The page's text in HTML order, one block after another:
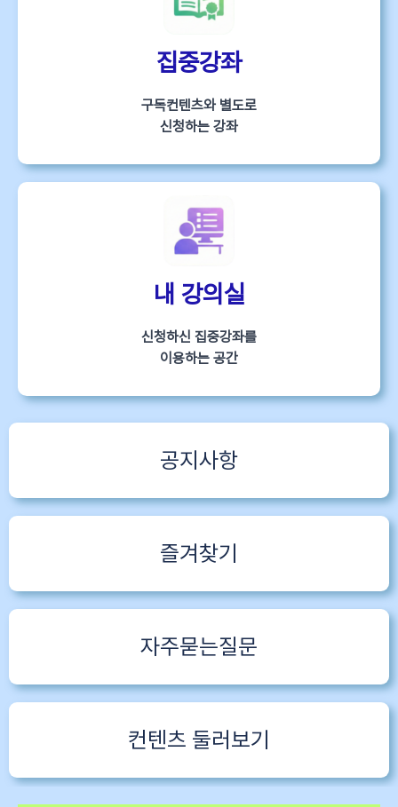
집중강좌
구독컨텐츠와 별도로
신청하는 강좌
내 강의실
신청하신 집중강좌를
이용하는 공간
공지사항
즐겨찾기
자주묻는질문
컨텐츠 둘러보기